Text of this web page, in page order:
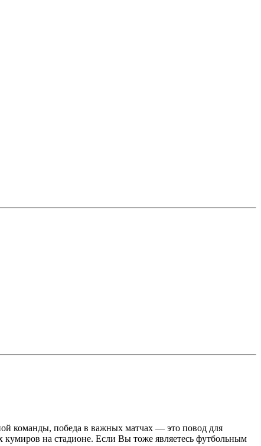
команды, победа в важных матчах — это повод для
кумиров на стадионе. Если Вы тоже являетесь футбольным